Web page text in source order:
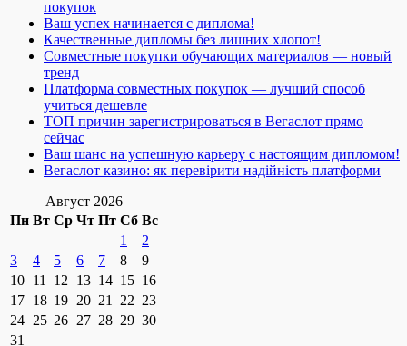
покупок
Ваш успех начинается с диплома!
Качественные дипломы без лишних хлопот!
Совместные покупки обучающих материалов — новый
тренд
Платформа совместных покупок — лучший способ
учиться дешевле
ТОП причин зарегистрироваться в Вегаслот прямо
сейчас
Ваш шанс на успешную карьеру с настоящим дипломом!
Вегаслот казино: як перевірити надійність платформи
Август 2026
Пн Вт Ср Чт Пт Сб Вс
1
2
3
4 5 6 7 8
9
10 11 12 13 14 15 16
17 18 19 20 21 22 23
24 25 26 27 28 29 30
31